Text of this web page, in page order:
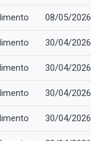
08/05/2026
30/04/2026
30/04/2026
30/04/2026
30/04/2026